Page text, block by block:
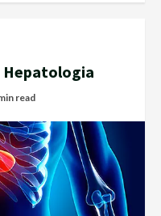
Hepatologia
read